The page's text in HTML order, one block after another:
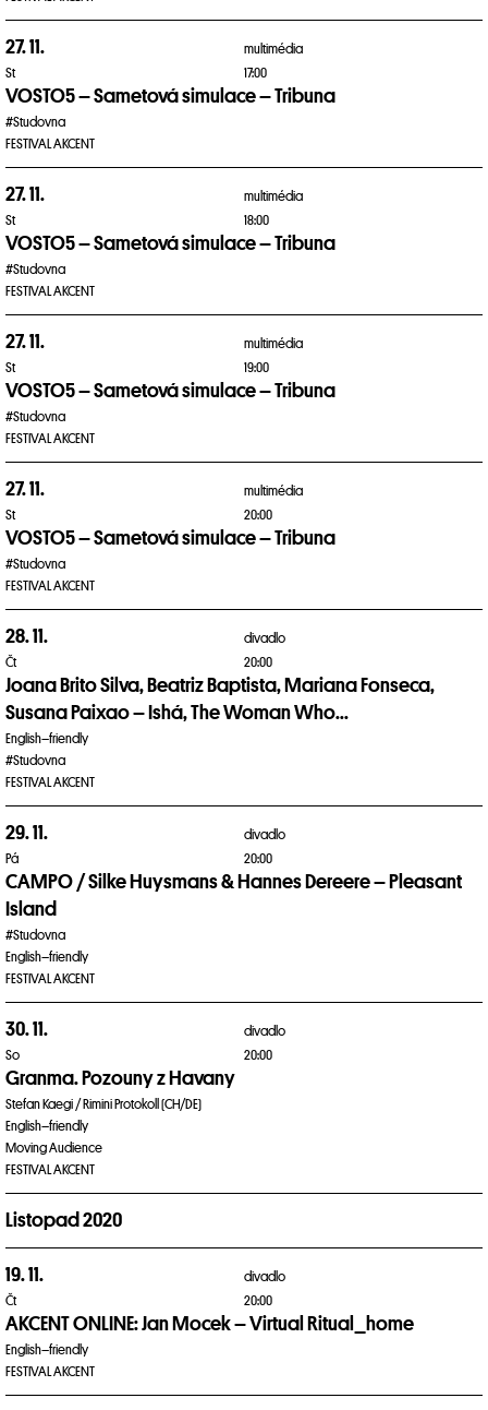
27. 11.
St
multimédia
17:00
VOSTO5 – Sametová simulace – Tribuna
#Studovna
FESTIVAL AKCENT
27. 11.
St
multimédia
18:00
VOSTO5 – Sametová simulace – Tribuna
#Studovna
FESTIVAL AKCENT
27. 11.
St
multimédia
19:00
VOSTO5 – Sametová simulace – Tribuna
#Studovna
FESTIVAL AKCENT
27. 11.
St
multimédia
20:00
VOSTO5 – Sametová simulace – Tribuna
#Studovna
FESTIVAL AKCENT
28. 11.
Čt
divadlo
20:00
Joana Brito Silva, Beatriz Baptista, Mariana Fonseca,
Susana Paixao – Ishá, The Woman Who...
English–friendly
#Studovna
FESTIVAL AKCENT
29. 11.
Pá
divadlo
20:00
CAMPO / Silke Huysmans & Hannes Dereere – Pleasant
Island
#Studovna
English–friendly
FESTIVAL AKCENT
30. 11.
So
divadlo
20:00
Granma. Pozouny z Havany
Stefan Kaegi / Rimini Protokoll (CH/DE)
English–friendly
Moving Audience
FESTIVAL AKCENT
Listopad 2020
19. 11.
Čt
divadlo
20:00
AKCENT ONLINE: Jan Mocek – Virtual Ritual_home
English–friendly
FESTIVAL AKCENT